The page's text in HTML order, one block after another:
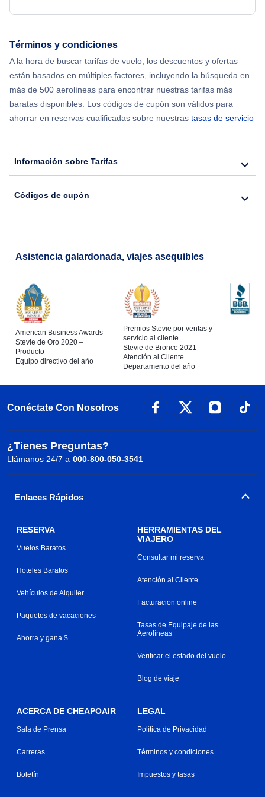
Flights from Nueva York to Hong Kong
Flights from Nueva York to Seúl
Términos y condiciones
A la hora de buscar tarifas de vuelo, los descuentos y ofertas
están basados en múltiples factores, incluyendo la búsqueda en
más de 500 aerolíneas para encontrar nuestras tarifas más
baratas disponibles. Los códigos de cupón son válidos para
ahorrar en reservas cualificadas sobre nuestras tasas de servicio
.
Información sobre Tarifas
Códigos de cupón
Asistencia galardonada, viajes asequibles
American Business Awards
Stevie de Oro 2020 –
Producto
Equipo directivo del año
Premios Stevie por ventas y
servicio al cliente
Stevie de Bronce 2021 –
Atención al Cliente
Departamento del año
Conéctate Con Nosotros
¿Tienes Preguntas?
Llámanos 24/7 a 000-800-050-3541
Enlaces Rápidos
RESERVA
Vuelos Baratos
Hoteles Baratos
Vehículos de Alquiler
Paquetes de vacaciones
Ahorra y gana $
HERRAMIENTAS DEL
VIAJERO
Consultar mi reserva
Atención al Cliente
Facturacion online
Tasas de Equipaje de las
Aerolíneas
Verificar el estado del vuelo
Blog de viaje
ACERCA DE CHEAPOAIR
Sala de Prensa
Carreras
Boletín
LEGAL
Política de Privacidad
Términos y condiciones
Impuestos y tasas